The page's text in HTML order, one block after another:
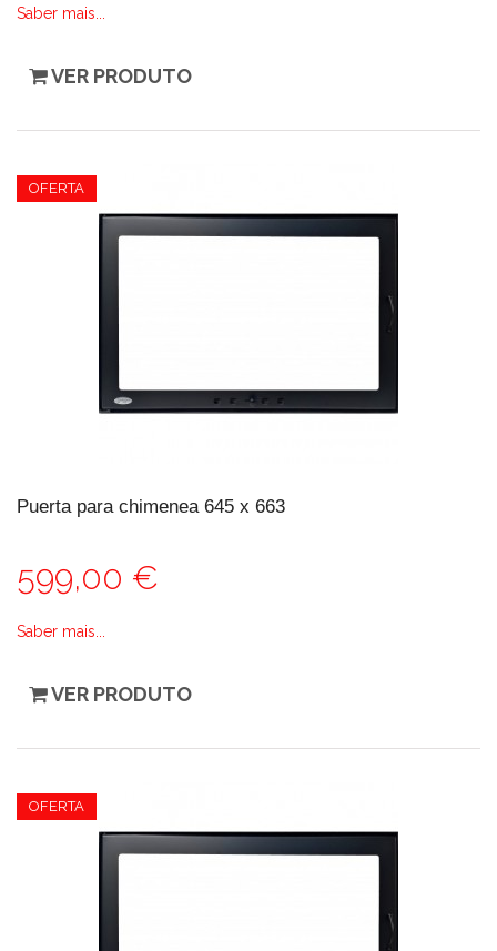
Saber mais...
VER PRODUTO
OFERTA
Puerta para chimenea 645 x 663
599,00 €
Saber mais...
VER PRODUTO
OFERTA